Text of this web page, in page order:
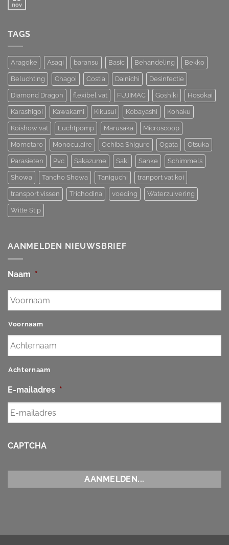
Show
nov
TAGS
Aragoke Asagi baransu Basic Behandeling Bekko
Beluchting Chagoi Costia Dainichi Desinfectie
Diamond Dragon flexibel vat FUJIMAC Goshiki Hosokai
Karashigoi Kawakami Kikusui Kobayashi Kohaku
Koishow vat Luchtpomp Marusaka Microscoop
Momotaro Monoculaire Ochiba Shigure Ogata Otsuka
Parasieten Pvc Sakazume Saki Sanke Schimmels
Showa Tancho Showa Taniguchi tranport vat koi
transport vissen Trichodina voeding Waterzuivering
Witte Stip
AANMELDEN NIEUWSBRIEF
Naam *
Voornaam
Achternaam
E-mailadres *
CAPTCHA